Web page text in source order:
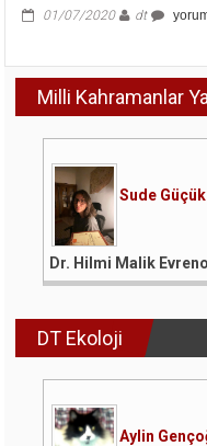
01/07/2020 dt
için
Milli Kahramanlar
Sude Güçük
Dr. Hilmi Malik
DT Ekoloji
Aylin